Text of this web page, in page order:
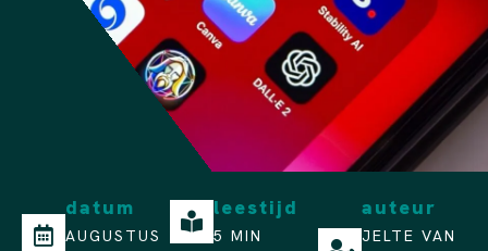
datum
AUGUSTUS
leestijd
5 MIN
auteur
JELTE VAN